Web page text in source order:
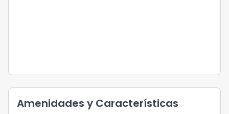
Amenidades y Características